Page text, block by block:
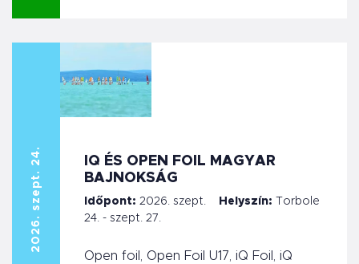
2026. szept. 24.
IQ ÉS OPEN FOIL MAGYAR
BAJNOKSÁG
Időpont: 2026. szept.
24. - szept. 27.
Helyszín: Torbole
Open foil, Open Foil U17, iQ Foil, iQ